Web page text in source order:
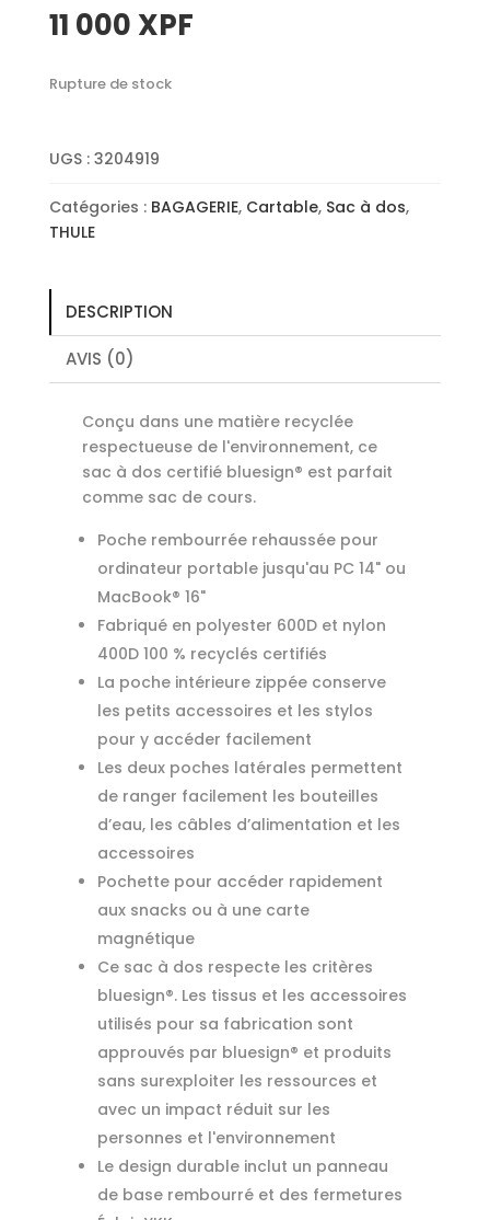
11 000 XPF
Rupture de stock
UGS : 3204919
Catégories : BAGAGERIE, Cartable, Sac à dos,
THULE
DESCRIPTION
AVIS (0)
Conçu dans une matière recyclée
respectueuse de l'environnement, ce
sac à dos certifié bluesign® est parfait
comme sac de cours.
Poche rembourrée rehaussée pour
ordinateur portable jusqu'au PC 14" ou
MacBook® 16"
Fabriqué en polyester 600D et nylon
400D 100 % recyclés certifiés
La poche intérieure zippée conserve
les petits accessoires et les stylos
pour y accéder facilement
Les deux poches latérales permettent
de ranger facilement les bouteilles
d’eau, les câbles d’alimentation et les
accessoires
Pochette pour accéder rapidement
aux snacks ou à une carte
magnétique
Ce sac à dos respecte les critères
bluesign®. Les tissus et les accessoires
utilisés pour sa fabrication sont
approuvés par bluesign® et produits
sans surexploiter les ressources et
avec un impact réduit sur les
personnes et l'environnement
Le design durable inclut un panneau
de base rembourré et des fermetures